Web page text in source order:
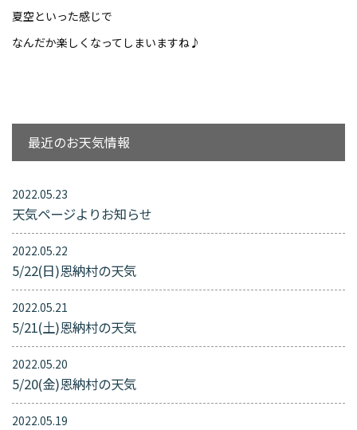
夏空といった感じで
なんだか楽しくなってしまいますね♪
最近のお天気情報
2022.05.23
天気ページよりお知らせ
2022.05.22
5/22(日)恩納村の天気
2022.05.21
5/21(土)恩納村の天気
2022.05.20
5/20(金)恩納村の天気
2022.05.19